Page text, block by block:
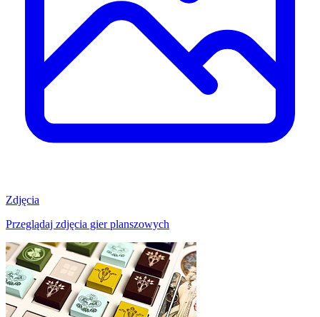
Zdjęcia
Przeglądaj zdjęcia gier planszowych